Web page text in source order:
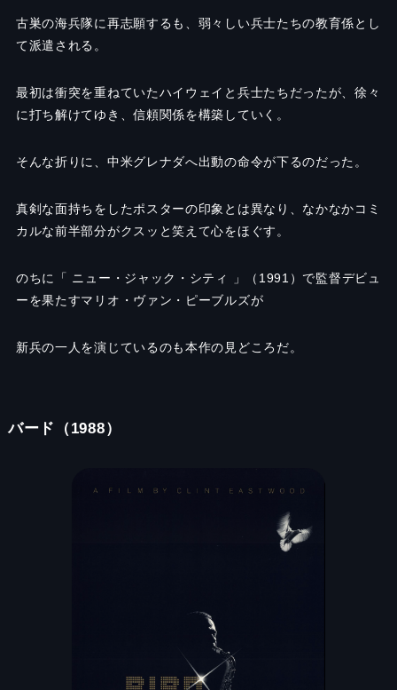
古巣の海兵隊に再志願するも、弱々しい兵士たちの教育係とし
て派遣される。
最初は衝突を重ねていたハイウェイと兵士たちだったが、徐々
に打ち解けてゆき、信頼関係を構築していく。
そんな折りに、中米グレナダへ出動の命令が下るのだった。
真剣な面持ちをしたポスターの印象とは異なり、なかなかコミ
カルな前半部分がクスッと笑えて心をほぐす。
のちに「 ニュー・ジャック・シティ 」（1991）で監督デビュ
ーを果たすマリオ・ヴァン・ピーブルズが
新兵の一人を演じているのも本作の見どころだ。
バード（1988）